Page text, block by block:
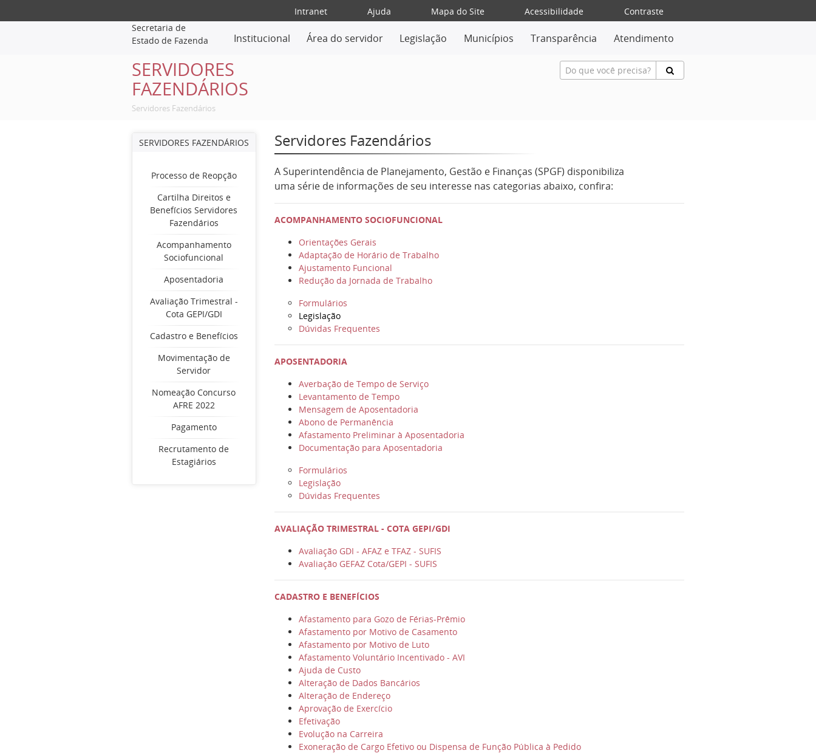
Intranet Ajuda Mapa do Site Acessibilidade
Contraste
Secretaria de
Estado de Fazenda
Institucional Área do servidor Legislação Municípios Transparência Atendimento
SERVIDORES
FAZENDÁRIOS
Servidores Fazendários
SERVIDORES FAZENDÁRIOS
Processo de Reopção
Cartilha Direitos e
Benefícios Servidores
Fazendários
Acompanhamento
Sociofuncional
Aposentadoria
Avaliação Trimestral -
Cota GEPI/GDI
Cadastro e Benefícios
Movimentação de
Servidor
Nomeação Concurso
AFRE 2022
Pagamento
Recrutamento de
Estagiários
Servidores Fazendários
A Superintendência de Planejamento, Gestão e Finanças (SPGF) disponibiliza
uma série de informações de seu interesse nas categorias abaixo, confira:
ACOMPANHAMENTO SOCIOFUNCIONAL
Orientações Gerais
Adaptação de Horário de Trabalho
Ajustamento Funcional
Redução da Jornada de Trabalho
Formulários
Legislação
Dúvidas Frequentes
APOSENTADORIA
Averbação de Tempo de Serviço
Levantamento de Tempo
Mensagem de Aposentadoria
Abono de Permanência
Afastamento Preliminar à Aposentadoria
Documentação para Aposentadoria
Formulários
Legislação
Dúvidas Frequentes
AVALIAÇÃO TRIMESTRAL - COTA GEPI/GDI
Avaliação GDI - AFAZ e TFAZ - SUFIS
Avaliação GEFAZ Cota/GEPI - SUFIS
CADASTRO E BENEFÍCIOS
Afastamento para Gozo de Férias-Prêmio
Afastamento por Motivo de Casamento
Afastamento por Motivo de Luto
Afastamento Voluntário Incentivado - AVI
Ajuda de Custo
Alteração de Dados Bancários
Alteração de Endereço
Aprovação de Exercício
Efetivação
Evolução na Carreira
Exoneração de Cargo Efetivo ou Dispensa de Função Pública à Pedido